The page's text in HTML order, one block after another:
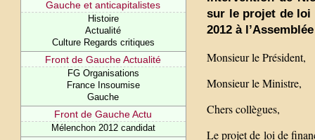
Gauche et anticapitalistes
Histoire
Actualité
Culture Regards critiques
Front de Gauche Actualité
FG Organisations
France Insoumise
Gauche
Front de Gauche Actu
Mélenchon 2012 candidat
sur le projet de loi
2012 à
Monsieur le Président,
Monsieur le Ministre,
Chers collègues,
Le projet de loi de